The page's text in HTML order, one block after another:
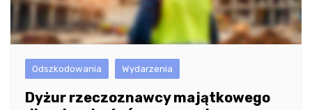
Odszkodowania Wydarzenia
Dyżur rzeczoznawcy majątkowego